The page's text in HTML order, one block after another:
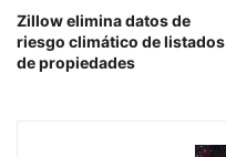
Zillow elimina datos de
riesgo climático de listados
de propiedades